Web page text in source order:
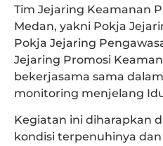
Tim Jejaring Keamanan
Medan, yakni Pokja
Pokja Jejaring
Jejaring Promosi
bekerjasama sama
monitoring menjelang
Kegiatan ini diharapkan
kondisi terpenuhinya